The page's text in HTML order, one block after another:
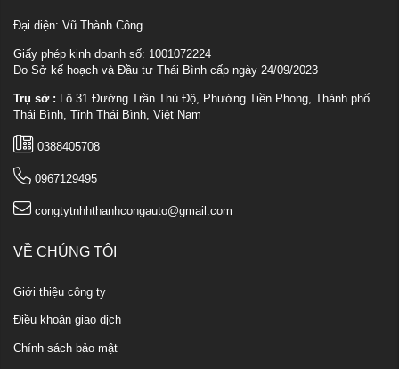
Đại diện: Vũ Thành Công
Giấy phép kinh doanh số: 1001072224
Do Sở kế hoạch và Đầu tư Thái Bình cấp ngày 24/09/2023
Trụ sở : Lô 31 Đường Trần Thủ Độ, Phường Tiền Phong, Thành phố
Thái Bình, Tỉnh Thái Bình, Việt Nam
0388405708
0967129495
congtytnhhthanhcongauto@gmail.com
VỀ CHÚNG TÔI
Giới thiệu công ty
Điều khoản giao dịch
Chính sách bảo mật